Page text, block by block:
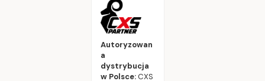
Autoryzowan
a
dystrybucja
w Polsce:CXS